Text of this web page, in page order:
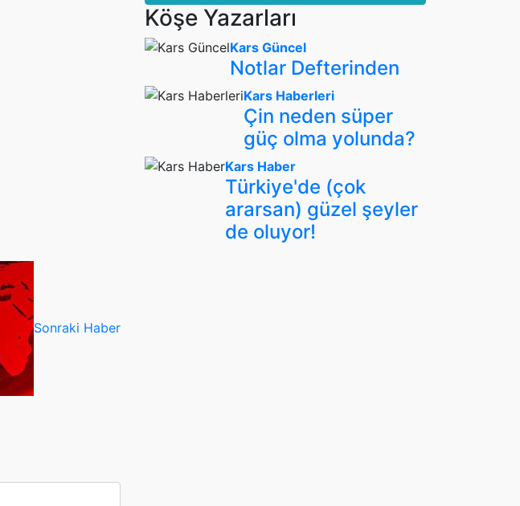
Sonraki Haber
Köşe Yazarları
Kars Güncel
Notlar Defterinden
Kars Haberleri
Çin neden süper
güç olma yolunda?
Kars Haber
Türkiye'de (çok
ararsan) güzel şeyler
de oluyor!